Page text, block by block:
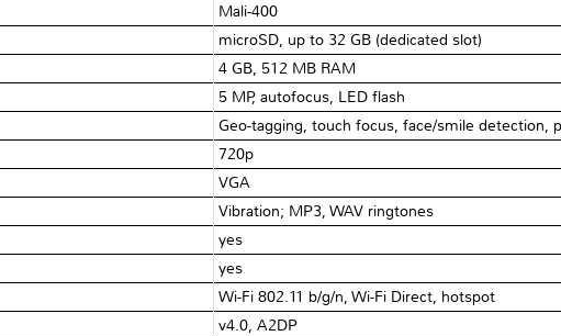
Mali-400
microSD, up to 32 GB (dedicated slot)
4 GB, 512 MB RAM
5 MP, autofocus, LED flash
Geo-tagging, touch focus, face/smile detection,
720p
VGA
Vibration; MP3, WAV ringtones
yes
yes
Wi-Fi 802.11 b/g/n, Wi-Fi Direct, hotspot
v4.0, A2DP